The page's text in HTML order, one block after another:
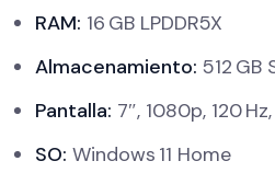
RAM: 16 GB LPDDR5X
Almacenamiento: 512 GB
Pantalla: 7″, 1080p, 120
SO: Windows 11 Home